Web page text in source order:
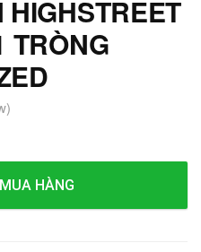
TRÒNG
HÀNG